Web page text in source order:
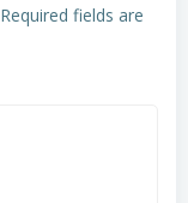
Required fields are